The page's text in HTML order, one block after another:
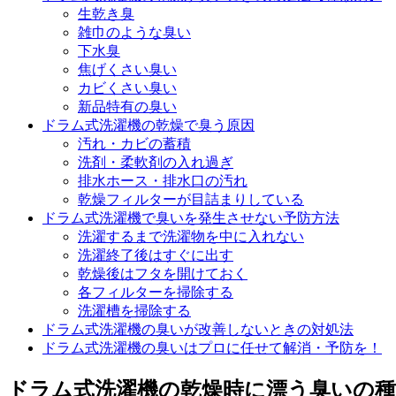
生乾き臭
雑巾のような臭い
下水臭
焦げくさい臭い
カビくさい臭い
新品特有の臭い
ドラム式洗濯機の乾燥で臭う原因
汚れ・カビの蓄積
洗剤・柔軟剤の入れ過ぎ
排水ホース・排水口の汚れ
乾燥フィルターが目詰まりしている
ドラム式洗濯機で臭いを発生させない予防方法
洗濯するまで洗濯物を中に入れない
洗濯終了後はすぐに出す
乾燥後はフタを開けておく
各フィルターを掃除する
洗濯槽を掃除する
ドラム式洗濯機の臭いが改善しないときの対処法
ドラム式洗濯機の臭いはプロに任せて解消・予防を！
ドラム式洗濯機の乾燥時に漂う臭いの